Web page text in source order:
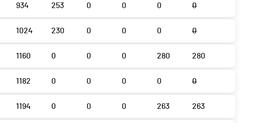
934 253 0 0 0 0
1024 230 0 0 0 0
1160 0 0 0 280 280
1182 0 0 0 0 0
1194 0 0 0 263 263